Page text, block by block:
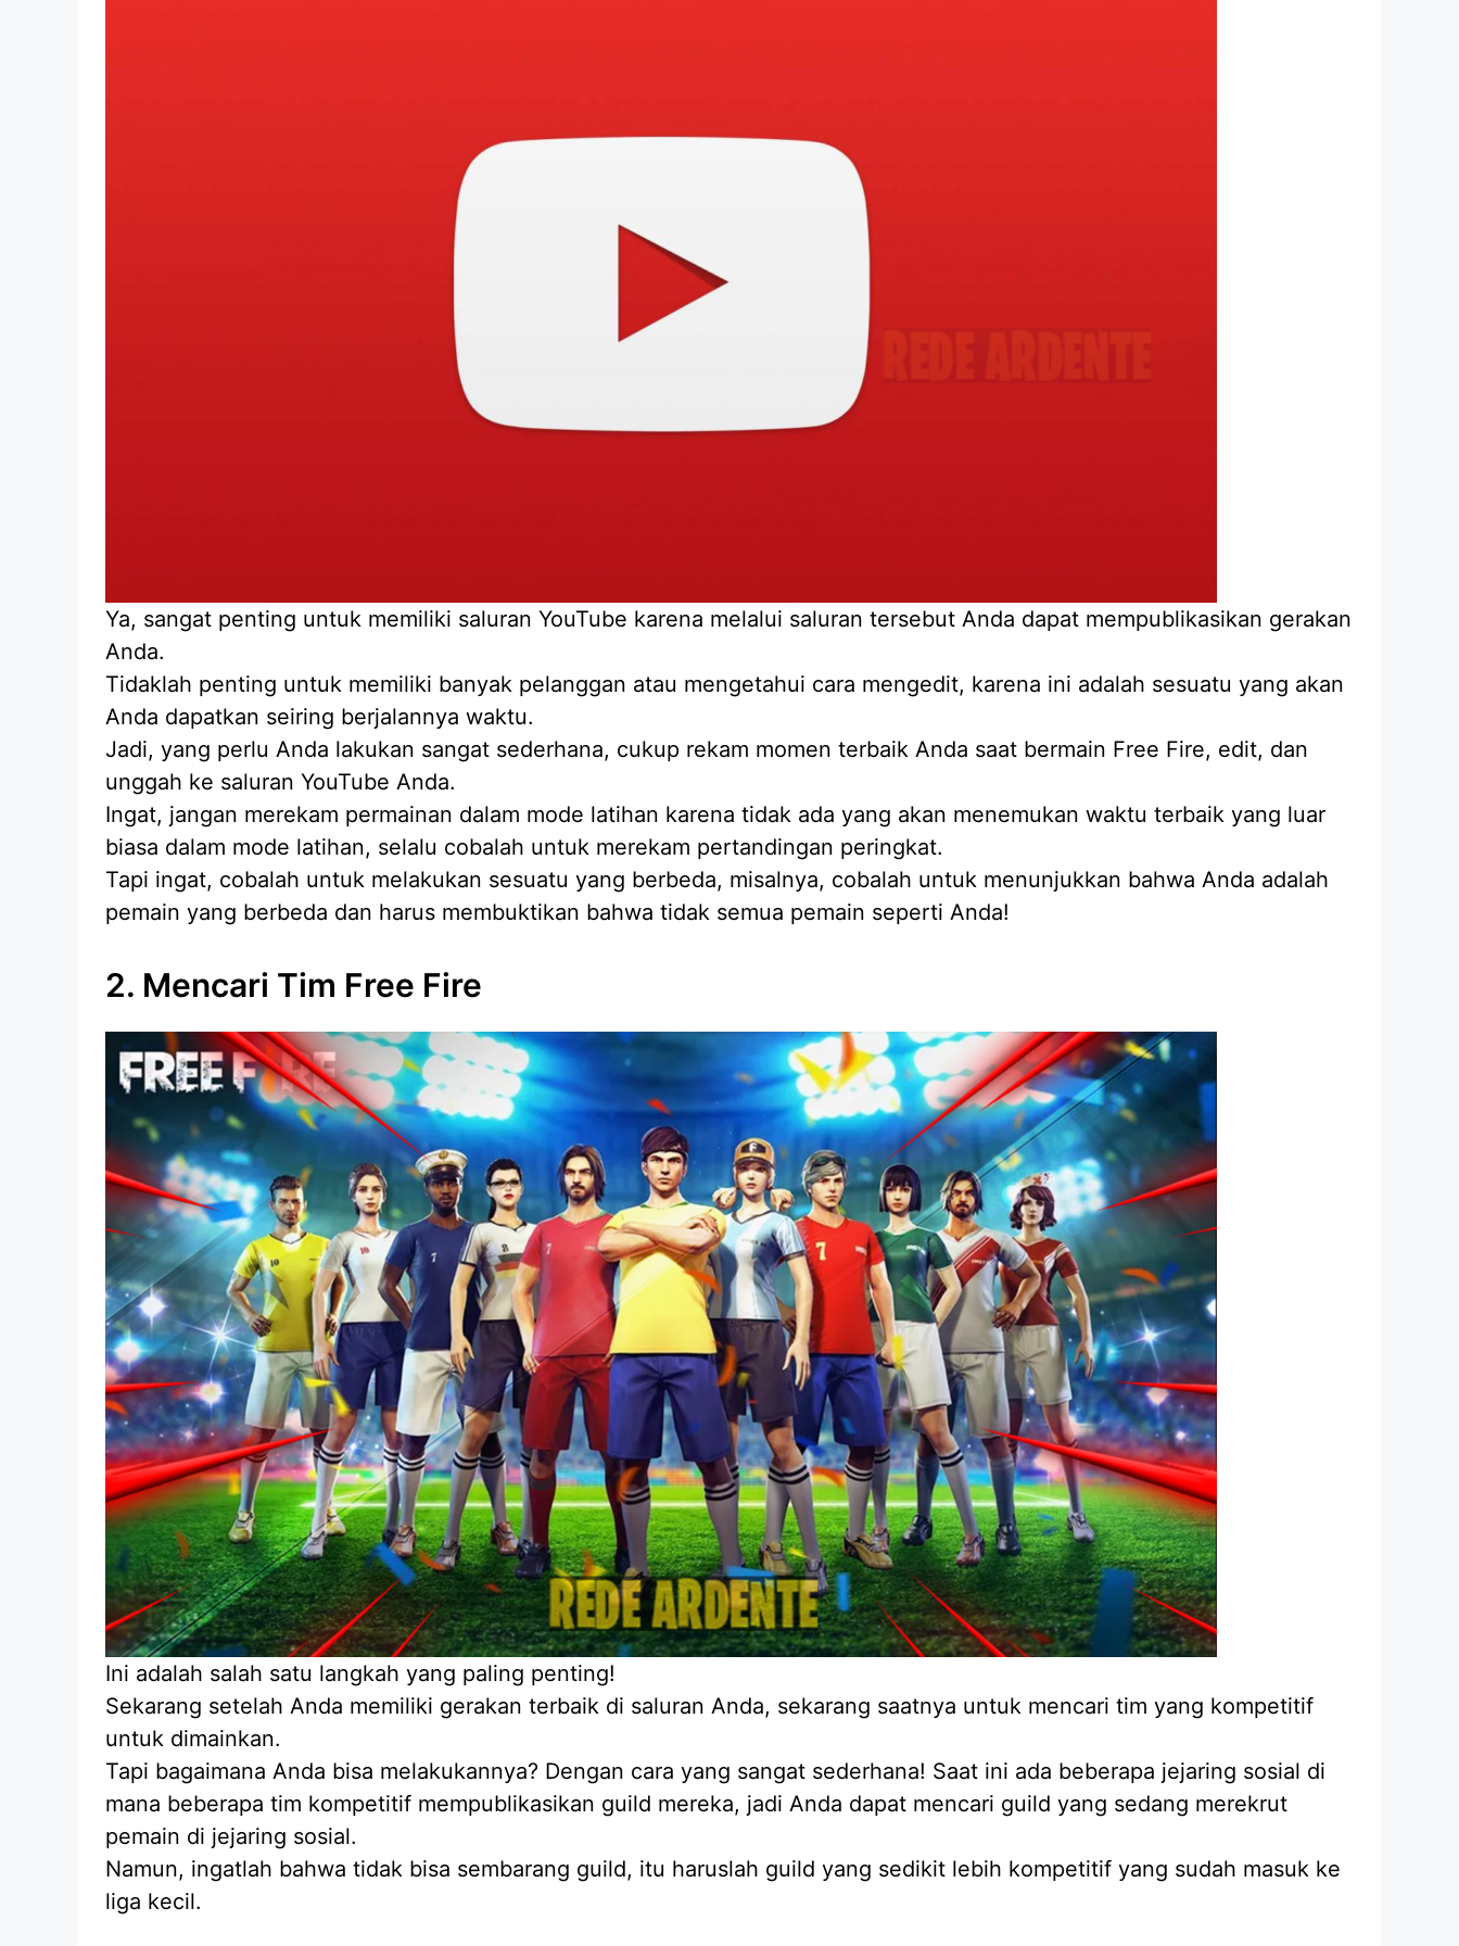
Ya, sangat penting untuk memiliki saluran YouTube karena melalui saluran tersebut Anda dapat mempublikasikan gerakan
Anda.
Tidaklah penting untuk memiliki banyak pelanggan atau mengetahui cara mengedit, karena ini adalah sesuatu yang akan
Anda dapatkan seiring berjalannya waktu.
Jadi, yang perlu Anda lakukan sangat sederhana, cukup rekam momen terbaik Anda saat bermain Free Fire, edit, dan
unggah ke saluran YouTube Anda.
Ingat, jangan merekam permainan dalam mode latihan karena tidak ada yang akan menemukan waktu terbaik yang luar
biasa dalam mode latihan, selalu cobalah untuk merekam pertandingan peringkat.
Tapi ingat, cobalah untuk melakukan sesuatu yang berbeda, misalnya, cobalah untuk menunjukkan bahwa Anda adalah
pemain yang berbeda dan harus membuktikan bahwa tidak semua pemain seperti Anda!
2. Mencari Tim Free Fire
Ini adalah salah satu langkah yang paling penting!
Sekarang setelah Anda memiliki gerakan terbaik di saluran Anda, sekarang saatnya untuk mencari tim yang kompetitif
untuk dimainkan.
Tapi bagaimana Anda bisa melakukannya? Dengan cara yang sangat sederhana! Saat ini ada beberapa jejaring sosial di
mana beberapa tim kompetitif mempublikasikan guild mereka, jadi Anda dapat mencari guild yang sedang merekrut
pemain di jejaring sosial.
Namun, ingatlah bahwa tidak bisa sembarang guild, itu haruslah guild yang sedikit lebih kompetitif yang sudah masuk ke
liga kecil.